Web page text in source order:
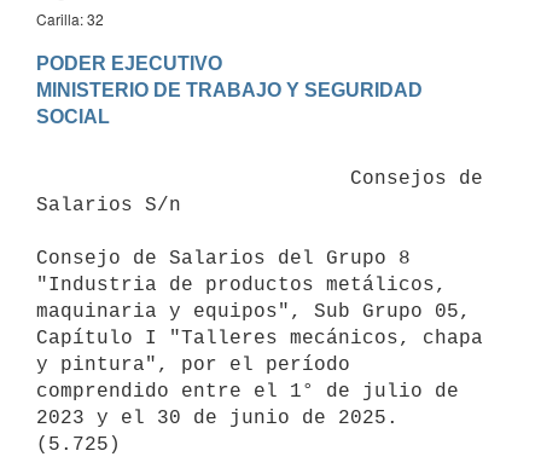
Carilla: 32
PODER EJECUTIVO
MINISTERIO DE TRABAJO Y SEGURIDAD
Salarios S/n
Consejo de Salarios del Grupo 8
"Industria de productos metálicos,
maquinaria y equipos", Sub Grupo 05,
Capítulo I "Talleres mecánicos, chapa
y pintura", por el período
comprendido entre el 1° de julio de
2023 y el 30 de junio de 2025.